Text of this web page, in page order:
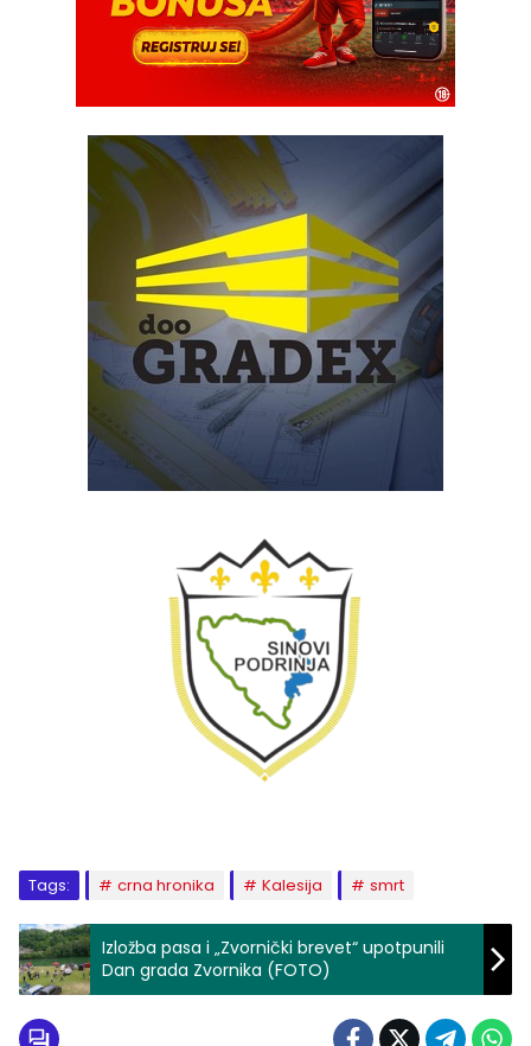
Tags: crna hronika Kalesija smrt
Izložba pasa i „Zvornički brevet“ upotpunili
Dan grada Zvornika (FOTO)